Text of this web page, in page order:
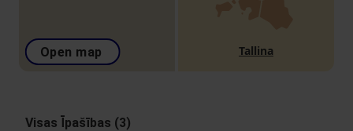
Open map Tallina
Visas Īpašības (3)